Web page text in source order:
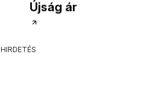
Újság ár
HIRDETÉS